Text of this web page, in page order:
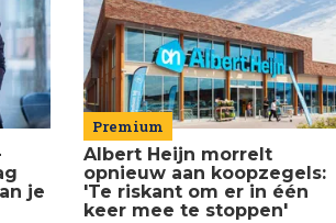
je
Premium
Albert Heijn morrelt
opnieuw aan koopzegels:
'Te riskant om er in één
keer mee te stoppen'